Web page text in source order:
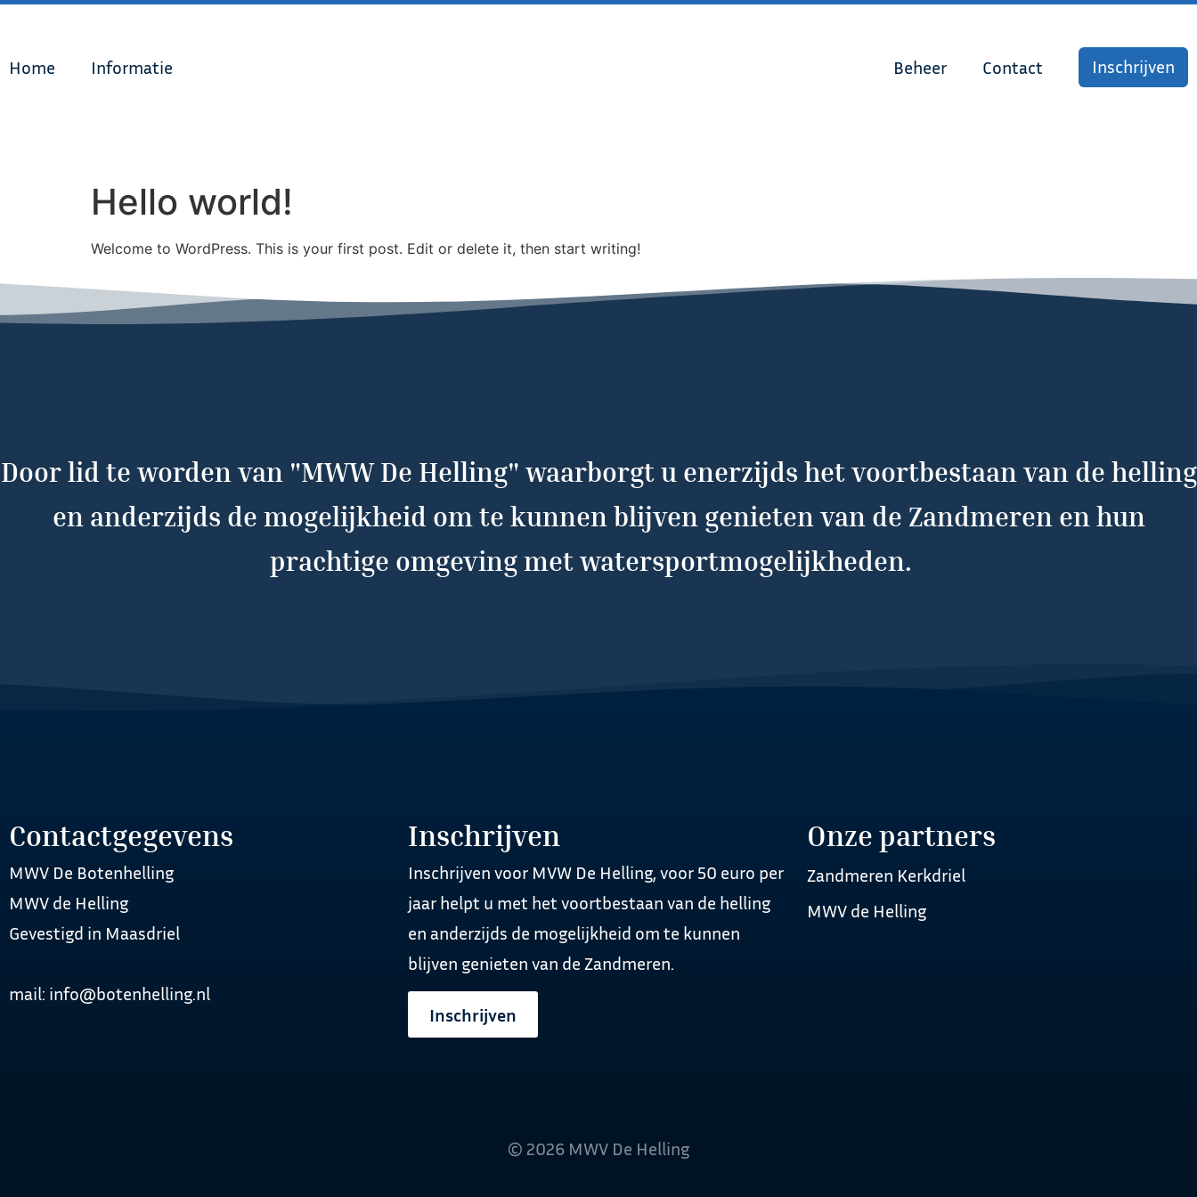
Home Informatie Beheer Contact Inschrijven
Hello world!
Welcome to WordPress. This is your first post. Edit or delete it, then start writing!
Door lid te worden van "MWW De Helling" waarborgt u enerzijds het voortbestaan van de helling
en anderzijds de mogelijkheid om te kunnen blijven genieten van de Zandmeren en hun
prachtige omgeving met watersportmogelijkheden.
Contactgegevens
MWV De Botenhelling
MWV de Helling
Gevestigd in Maasdriel
mail: info@botenhelling.nl
Inschrijven
Inschrijven voor MVW De Helling, voor 50 euro per
jaar helpt u met het voortbestaan van de helling
en anderzijds de mogelijkheid om te kunnen
blijven genieten van de Zandmeren.
Inschrijven
Onze partners
Zandmeren Kerkdriel
MWV de Helling
© 2026 MWV De Helling